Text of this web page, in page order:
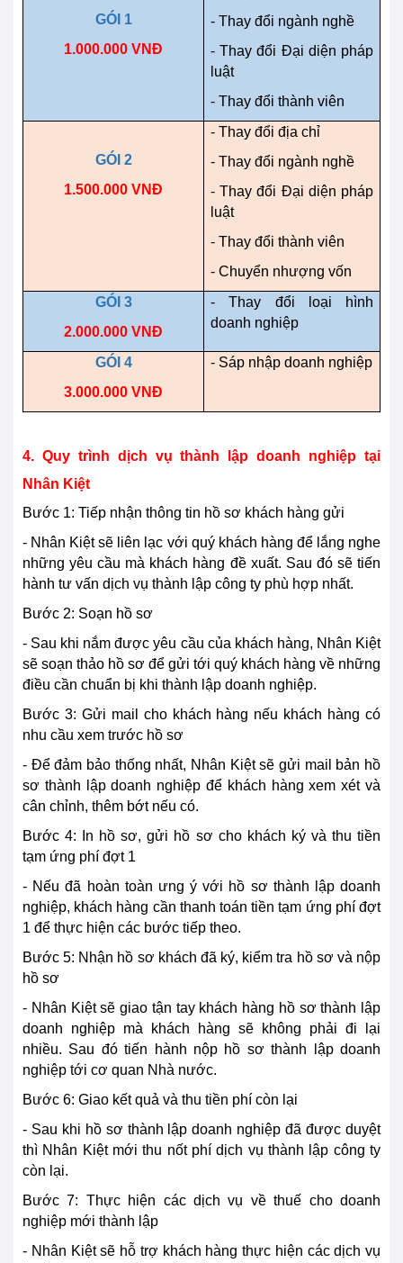
GÓI 1
1.000.000 VNĐ
- Thay đổi ngành nghề
- Thay đổi Đại diện pháp
luật
- Thay đổi thành viên
GÓI 2
1.500.000 VNĐ
- Thay đổi địa chỉ
- Thay đổi ngành nghề
- Thay đổi Đại diện pháp
luật
- Thay đổi thành viên
- Chuyển nhượng vốn
GÓI 3
2.000.000 VNĐ
- Thay đổi loại hình
doanh nghiệp
GÓI 4
3.000.000 VNĐ
- Sáp nhập doanh nghiệp
4. Quy trình dịch vụ thành lập doanh nghiệp tại
Nhân Kiệt
Bước 1: Tiếp nhận thông tin hồ sơ khách hàng gửi
- Nhân Kiệt sẽ liên lạc với quý khách hàng để lắng nghe
những yêu cầu mà khách hàng đề xuất. Sau đó sẽ tiến
hành tư vấn dịch vụ thành lập công ty phù hợp nhất.
Bước 2: Soạn hồ sơ
- Sau khi nắm được yêu cầu của khách hàng, Nhân Kiệt
sẽ soạn thảo hồ sơ để gửi tới quý khách hàng về những
điều cần chuẩn bị khi thành lập doanh nghiệp.
Bước 3: Gửi mail cho khách hàng nếu khách hàng có
nhu cầu xem trước hồ sơ
- Để đảm bảo thống nhất, Nhân Kiệt sẽ gửi mail bản hồ
sơ thành lập doanh nghiệp để khách hàng xem xét và
cân chỉnh, thêm bớt nếu có.
Bước 4: In hồ sơ, gửi hồ sơ cho khách ký và thu tiền
tạm ứng phí đợt 1
- Nếu đã hoàn toàn ưng ý với hồ sơ thành lập doanh
nghiệp, khách hàng cần thanh toán tiền tạm ứng phí đợt
1 để thực hiện các bước tiếp theo.
Bước 5: Nhận hồ sơ khách đã ký, kiểm tra hồ sơ và nộp
hồ sơ
- Nhân Kiệt sẽ giao tận tay khách hàng hồ sơ thành lập
doanh nghiệp mà khách hàng sẽ không phải đi lại
nhiều. Sau đó tiến hành nộp hồ sơ thành lập doanh
nghiệp tới cơ quan Nhà nước.
Bước 6: Giao kết quả và thu tiền phí còn lại
- Sau khi hồ sơ thành lập doanh nghiệp đã được duyệt
thì Nhân Kiệt mới thu nốt phí dịch vụ thành lập công ty
còn lại.
Bước 7: Thực hiện các dịch vụ về thuế cho doanh
nghiệp mới thành lập
- Nhân Kiệt sẽ hỗ trợ khách hàng thực hiện các dịch vụ